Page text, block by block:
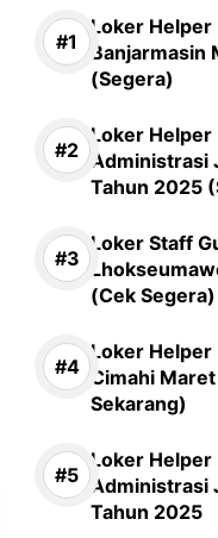
Loker Helper
Banjarmasin
(Segera)
Loker Helper
Administrasi
Tahun 2025
Loker Staff
(Cek Segera)
Loker Helper
Cimahi
Sekarang)
Loker Helper
Administrasi
Tahun 2025